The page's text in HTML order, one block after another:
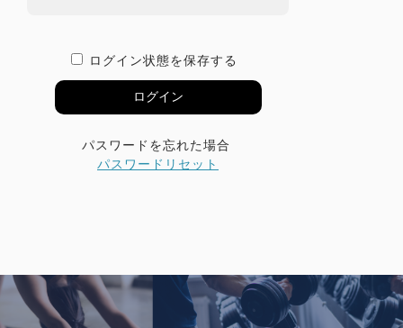
ログイン状態を保存する
パスワードを忘れた場合
パスワードリセット